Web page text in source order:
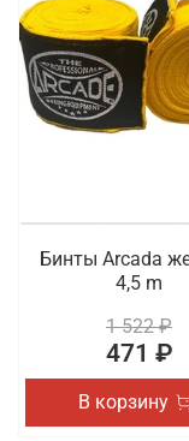
спортсмена на
Рекомендуем
заказа
доставка
Бинты Arcada
4,5 m
1 522 ₽
471 ₽
В корзину